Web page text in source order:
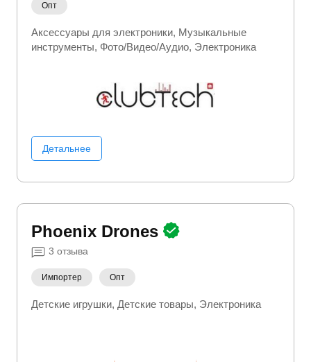
Опт
Аксессуары для электроники Музыкальные
инструменты Фото/Видео/Аудио Электроника
Детальнее
Phoenix Drones
3 отзыва
Импортер Опт
Детские игрушки Детские товары Электроника